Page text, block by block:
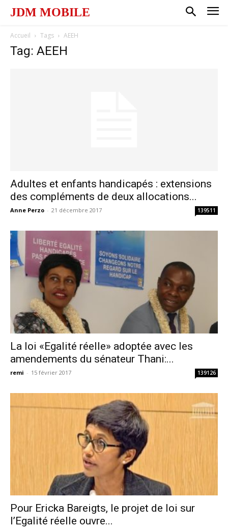
JDM MOBILE
Accueil Tags AEEH
Tag: AEEH
Adultes et enfants handicapés : extensions
des compléments de deux allocations...
Anne Perzo - 21 décembre 2017 139511
La loi «Egalité réelle» adoptée avec les
amendements du sénateur Thani:...
remi - 15 février 2017 139126
Pour Ericka Bareigts, le projet de loi sur
l’Egalité réelle ouvre...